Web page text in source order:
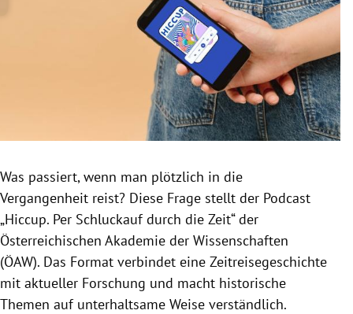
Untermenü
Untermenü
Untermenü
Untermenü
Was passiert, wenn man plötzlich in die
Vergangenheit reist? Diese Frage stellt der Podcast
„Hiccup. Per Schluckauf durch die Zeit“ der
Österreichischen Akademie der Wissenschaften
(ÖAW). Das Format verbindet eine Zeitreisegeschichte
mit aktueller Forschung und macht historische
Themen auf unterhaltsame Weise verständlich.